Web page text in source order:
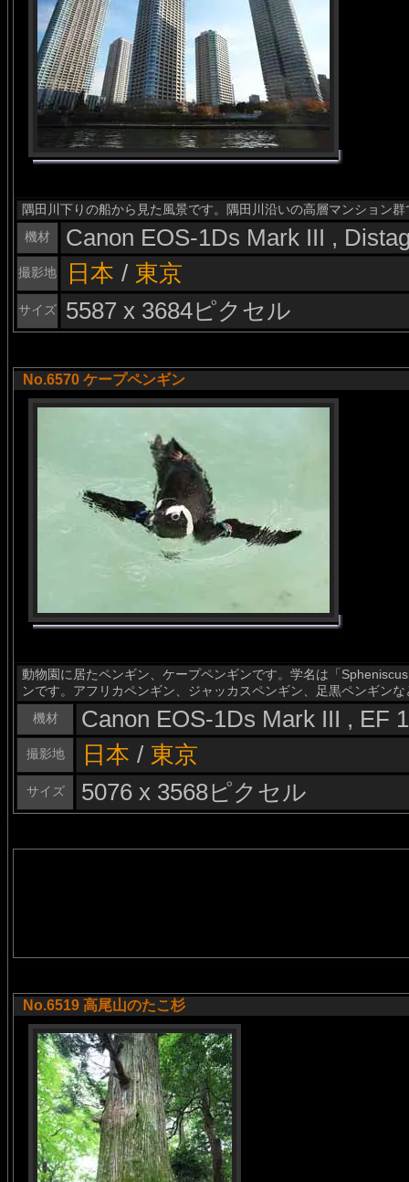
隅田川下りの船から見た風景です。隅田川沿いの高層マンション群
機材
Canon EOS-1Ds Mark III ,
撮影地 日本 / 東京
サイズ 5587 x 3684ピクセル
No.6570 ケープペンギン
動物園に居たペンギン、ケープペンギンです。学名は「
ンです。アフリカペンギン、ジャッカスペンギン、足黒ペンギン
機材
Canon EOS-1Ds Mark III , EF
撮影地 日本 / 東京
サイズ 5076 x 3568ピクセル
No.6519 高尾山のたこ杉